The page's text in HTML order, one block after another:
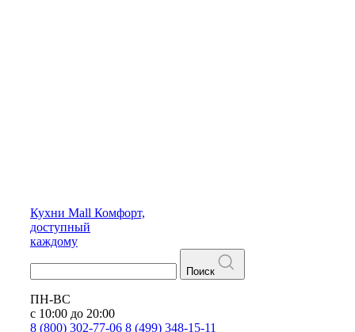
Кухни Mall Комфорт,
доступный
каждому
Поиск
ПН-ВС
с 10:00 до 20:00
8 (800) 302-77-06 8 (499) 348-15-11